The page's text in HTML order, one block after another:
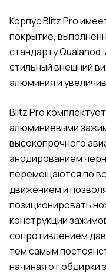
Корпус Blitz Pro
покрытие,
стандарту
стильный внешний
алюминия и
Blitz Pro
алюминиевыми
высокопрочного
анодированием
перемещаются по
движением и
позиционировать
конструкции
сопротивлением
тем самым
начиная от обдирки